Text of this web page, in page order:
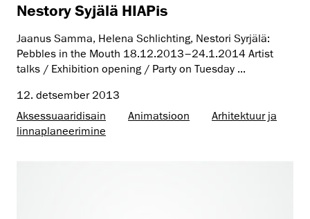
Nestory Syjälä HIAPis
Jaanus Samma, Helena Schlichting, Nestori Syrjälä:
Pebbles in the Mouth 18.12.2013–24.1.2014 Artist
talks / Exhibition opening / Party on Tuesday ...
12. detsember 2013
Aksessuaaridisain
Animatsioon
Arhitektuur ja
linnaplaneerimine